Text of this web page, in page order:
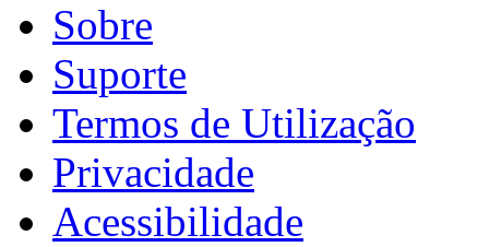
Sobre
Suporte
Termos de Utilização
Privacidade
Acessibilidade